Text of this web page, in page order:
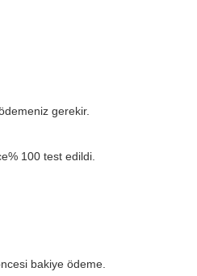
gerekir.
100 test edildi.
bakiye ödeme.